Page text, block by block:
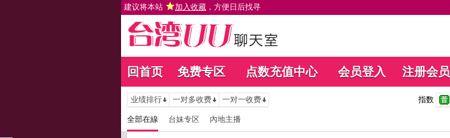
建议将本站 加入收藏 ，方便日后找寻
回首页 免费专区 点数充值中心 会员登入 注册会员
业绩排行 一对多收费 一对一收费 指数
全部在線 台妹专区 內地主播